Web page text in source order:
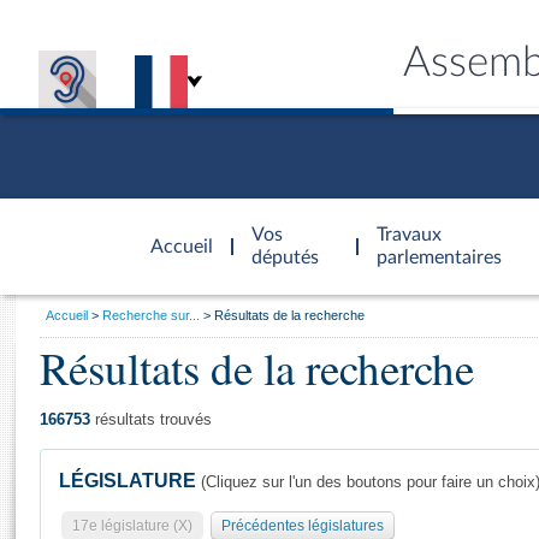
Accueil
d'accueil
Vos
députés
Travaux
parlementaires
Général
Vous
Accueil Recherche sur... Résultats de la recherche
Résultats de la recherche
166753 résultats trouvés
LÉGISLATURE (Cliquez sur l'un des boutons pour faire un choix)
17e législature (X) Précédentes législatures